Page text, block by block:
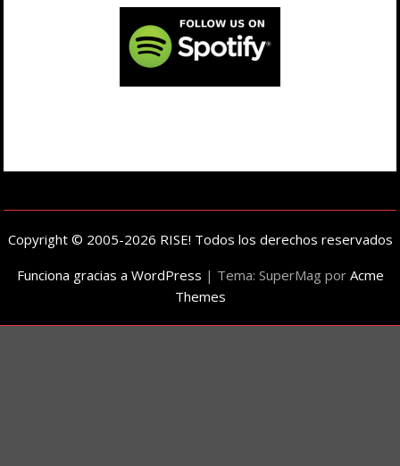
Copyright © 2005-2026 RISE! Todos los derechos reservados
Funciona gracias a WordPress | Tema: SuperMag por Acme
Themes